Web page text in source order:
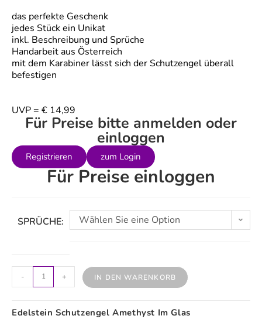
das perfekte Geschenk
jedes Stück ein Unikat
inkl. Beschreibung und Sprüche
Handarbeit aus Österreich
mit dem Karabiner lässt sich der Schutzengel überall
befestigen
UVP = € 14,99
Für Preise bitte anmelden oder
einloggen
Registrieren zum Login
Für Preise einloggen
SPRÜCHE: Wählen Sie eine Option
- + IN DEN WARENKORB
Edelstein Schutzengel Amethyst Im Glas